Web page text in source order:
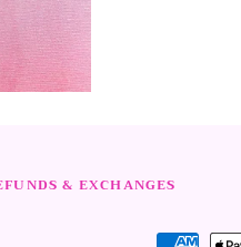
& EXCHANGES